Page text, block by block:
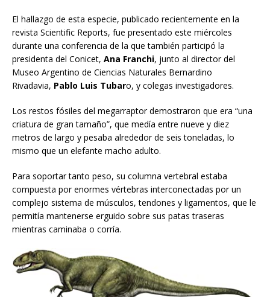
El hallazgo de esta especie, publicado recientemente en la
revista Scientific Reports, fue presentado este miércoles
durante una conferencia de la que también participó la
presidenta del Conicet, Ana Franchi, junto al director del
Museo Argentino de Ciencias Naturales Bernardino
Rivadavia, Pablo Luis Tubaro, y colegas investigadores.
Los restos fósiles del megarraptor demostraron que era “una
criatura de gran tamaño”, que medía entre nueve y diez
metros de largo y pesaba alrededor de seis toneladas, lo
mismo que un elefante macho adulto.
Para soportar tanto peso, su columna vertebral estaba
compuesta por enormes vértebras interconectadas por un
complejo sistema de músculos, tendones y ligamentos, que le
permitía mantenerse erguido sobre sus patas traseras
mientras caminaba o corría.